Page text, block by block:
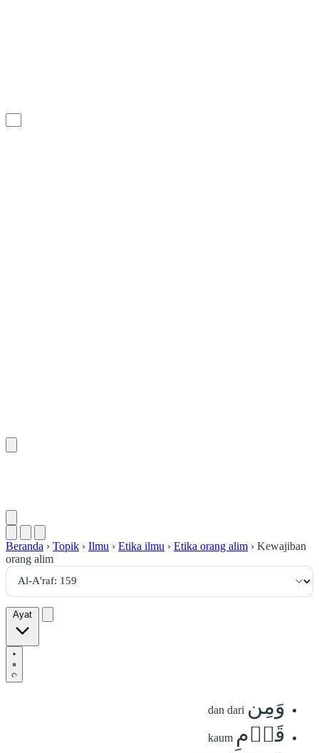
Beranda › Topik › Ilmu › Etika ilmu › Etika orang alim › Kewajiban
orang alim
Ayat
وَمِن dan dari
قَوۡمِ kaum